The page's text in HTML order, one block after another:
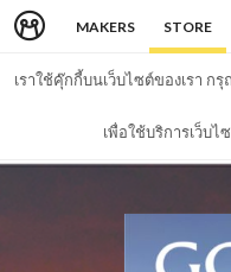
MAKERS STORE
เราใช้คุ๊กกี้บนเว็บไซต์ของเรา ก
เพื่อใช้บริการเว็บไ